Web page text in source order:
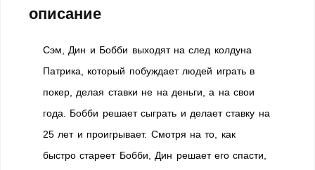
описание
Сэм, Дин и Бобби выходят на след колдуна
Патрика, который побуждает людей играть в
покер, делая ставки не на деньги, а на свои
года. Бобби решает сыграть и делает ставку на
25 лет и проигрывает. Смотря на то, как
быстро стареет Бобби, Дин решает его спасти,